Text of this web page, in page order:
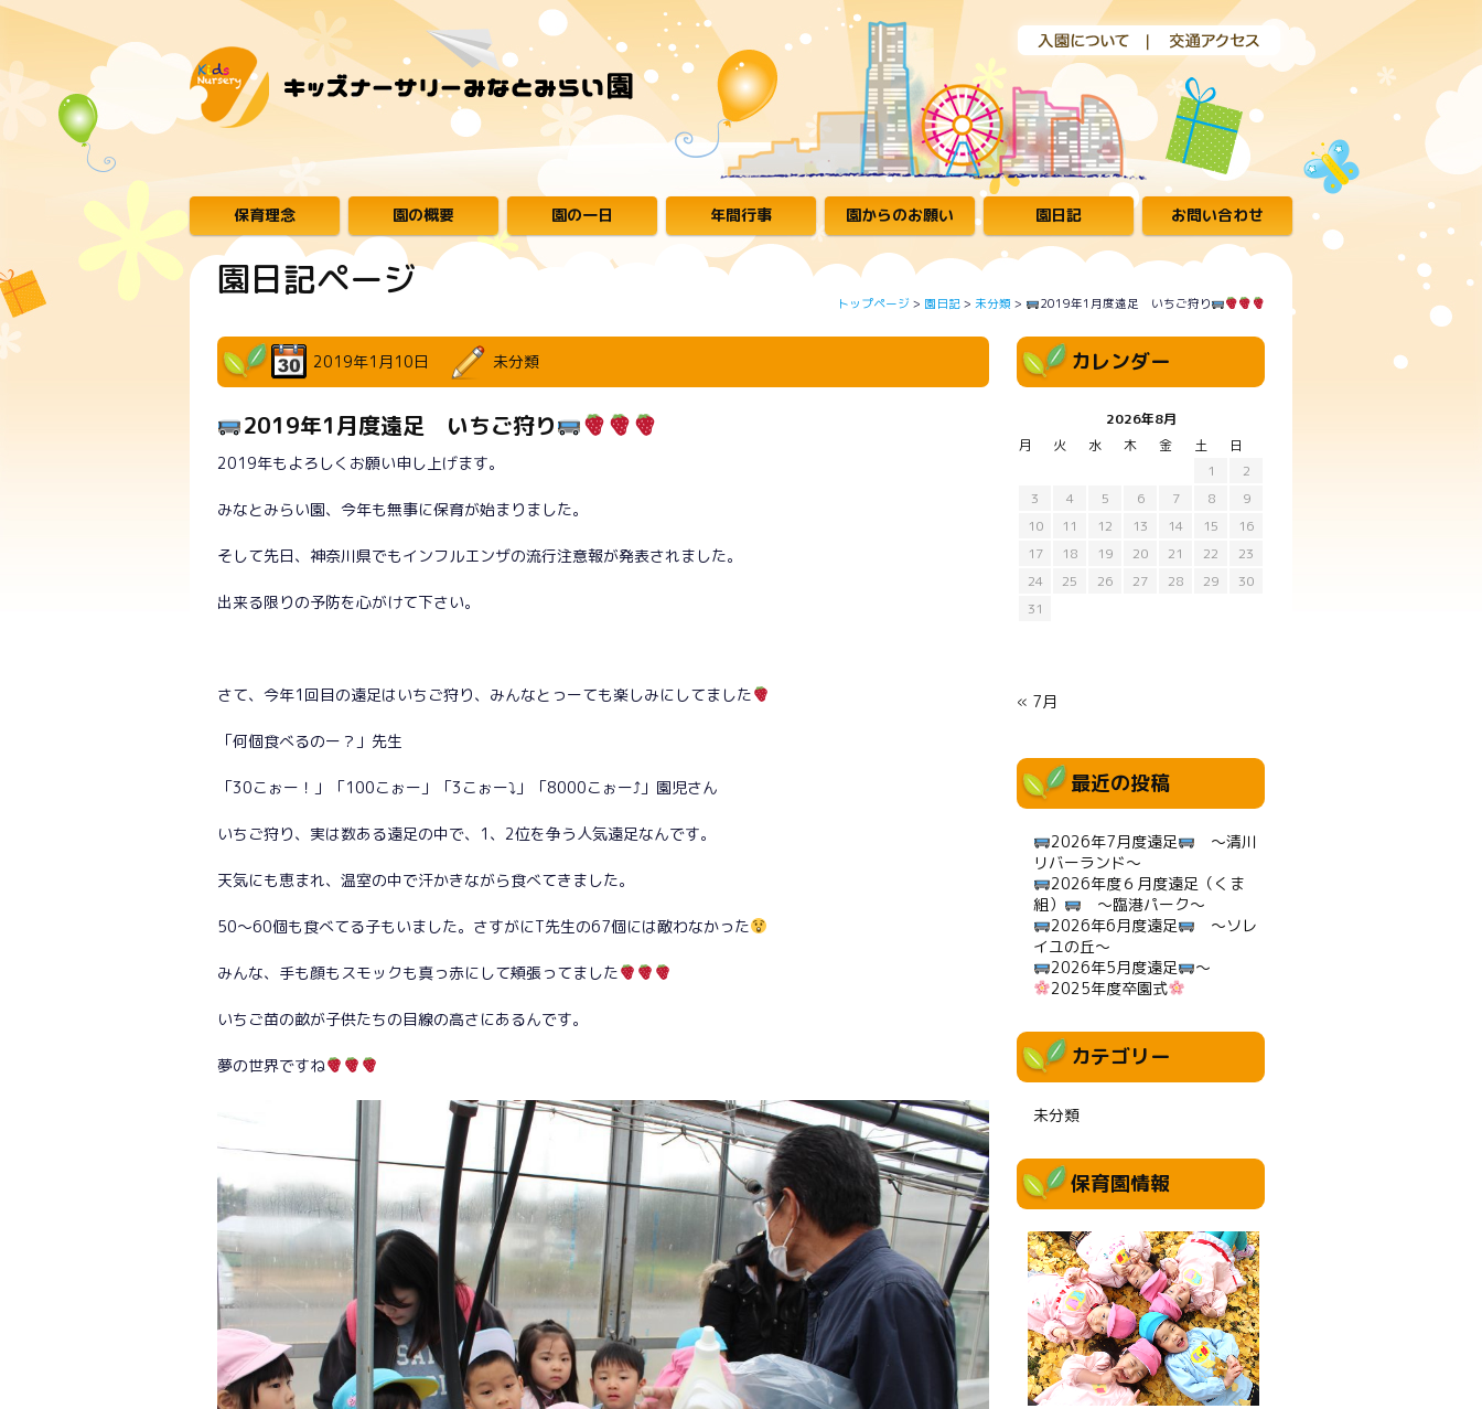
保育理念 園の概要 園の一日 年間行事 園からのお願い 園日記 お問い合わせ
園日記ページ
トップページ > 園日記 >未分類 > 2019年1月度遠足 いちご狩り
2019年1月10日 未分類
2019年1月度遠足 いちご狩り
2019年もよろしくお願い申し上げます。
みなとみらい園、今年も無事に保育が始まりました。
そして先日、神奈川県でもインフルエンザの流行注意報が発表されました。
出来る限りの予防を心がけて下さい。
さて、今年1回目の遠足はいちご狩り、みんなとっーても楽しみにしてました
「何個食べるのー？」先生
「30こぉー！」「100こぉー」「3こぉー⤵」「8000こぉー⤴」園児さん
いちご狩り、実は数ある遠足の中で、1、2位を争う人気遠足なんです。
天気にも恵まれ、温室の中で汗かきながら食べてきました。
50～60個も食べてる子もいました。さすがにT先生の67個には敵わなかった
みんな、手も顔もスモックも真っ赤にして頬張ってました
いちご苗の畝が子供たちの目線の高さにあるんです。
夢の世界ですね
カレンダー
2026年8月
月
火 水 木 金 土
日
1
2
3
4 5 6 7 8
9
10
11 12 13 14 15
16
17
18 19 20 21 22
23
24
25 26 27 28 29
30
31
« 7月
最近の投稿
2026年7月度遠足
～清川
リバーランド～
2026年度６月度遠足（くま
組）
～臨港パーク～
2026年6月度遠足
～ソレ
イユの丘～
2026年5月度遠足
～
2025年度卒園式
カテゴリー
未分類
保育園情報